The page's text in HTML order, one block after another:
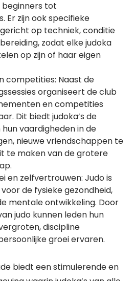
beginners tot
Er zijn ook specifieke
op techniek, conditie
zodat elke judoka
op zijn of haar eigen
competities: Naast de
organiseert de club
en competities
Dit biedt judoka’s de
vaardigheden in de
nieuwe vriendschappen te
te maken van de grotere
en zelfvertrouwen: Judo is
de fysieke gezondheid,
mentale ontwikkeling. Door
judo kunnen leden hun
discipline
groei ervaren.
biedt een stimulerende en